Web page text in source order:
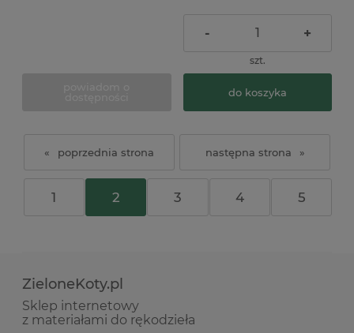
- +
szt.
do koszyka
«
1 2 3 4 5
»
ZieloneKoty.pl
Sklep internetowy
z materiałami do rękodzieła